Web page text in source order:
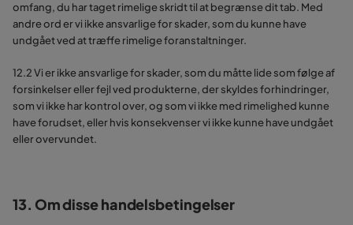
omfang, du har taget rimelige skridt til at begrænse dit tab. Med
andre ord er vi ikke ansvarlige for skader, som du kunne have
undgået ved at træffe rimelige foranstaltninger.
12.2 Vi er ikke ansvarlige for skader, som du måtte lide som følge af
forsinkelser eller fejl ved produkterne, der skyldes forhindringer,
som vi ikke har kontrol over, og som vi ikke med rimelighed kunne
have forudset, eller hvis konsekvenser vi ikke kunne have undgået
eller overvundet.
13. Om disse handelsbetingelser